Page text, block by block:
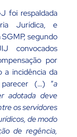
foi respaldada
Jurídica, e
segundo
convocados
por
a incidência da
(…) “a
adotada deve
os servidores
de modo
de regência,